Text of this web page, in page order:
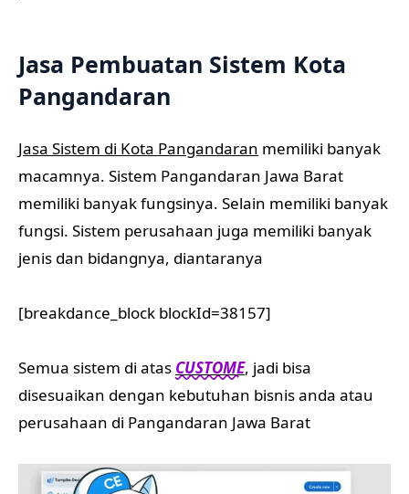
Jasa Pembuatan Sistem Kota
Pangandaran
Jasa Sistem di Kota Pangandaran memiliki banyak
macamnya. Sistem Pangandaran Jawa Barat
memiliki banyak fungsinya. Selain memiliki banyak
fungsi. Sistem perusahaan juga memiliki banyak
jenis dan bidangnya, diantaranya
[breakdance_block blockId=38157]
Semua sistem di atas CUSTOME, jadi bisa
disesuaikan dengan kebutuhan bisnis anda atau
perusahaan di Pangandaran Jawa Barat